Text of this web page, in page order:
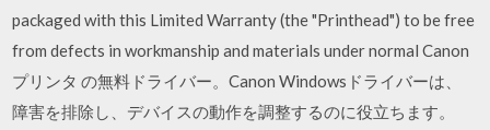
packaged with this Limited Warranty (the "Printhead") to be free
from defects in workmanship and materials under normal Canon
プリンタ の無料ドライバー。Canon Windowsドライバーは、
障害を排除し、デバイスの動作を調整するのに役立ちます。